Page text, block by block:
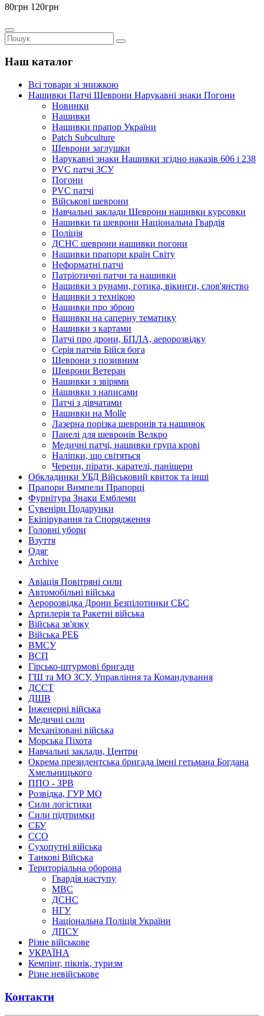
80грн 120грн
Наш каталог
Всі товари зі знижкою
Нашивки Патчі Шеврони Нарукавні знаки Погони
Новинки
Нашивки
Нашивки прапор України
Рatch Subculture
Шеврони заглушки
Нарукавні знаки Нашивки згідно наказів 606 і 238
PVC патчі ЗСУ
Погони
PVC патчі
Військові шеврони
Навчальні заклади Шеврони нашивки курсовки
Нашивки та шеврони Національна Гвардія
Поліція
ДСНС шеврони нашивки погони
Нашивки прапори країн Світу
Неформатні патчі
Патріотичні патчи та нашивки
Нашивки з рунами, готика, вікинги, слов'янство
Нашивки з технікою
Нашивки про зброю
Нашивки на саперну тематику
Нашивки з картами
Патчі про дрони, БПЛА, аеророзвідку
Серія патчів Бійся бога
Шеврони з позивним
Шеврони Ветеран
Нашивки з звірями
Нашивки з написами
Патчі з дівчатами
Нашивки на Molle
Лазерна порізка шевронів та нашивок
Панелі для шевронів Велкро
Медичні патчі, нашивки група крові
Наліпки, що світяться
Черепи, пірати, карателі, панішери
Обкладинки УБД Військовий квиток та інші
Прапори Вимпели Прапорці
Фурнітура Знаки Емблеми
Сувеніри Подарунки
Екіпірування та Спорядження
Головні убори
Взуття
Одяг
Archive
Авіація Повітряні сили
Автомобільні війська
Аеророзвідка Дрони Безпілотники СБС
Артилерія та Ракетні війська
Війська зв'язку
Війська РЕБ
ВМСУ
ВСП
Гірсько-штурмові бригади
ГШ та МО ЗСУ, Управління та Командування
ДССТ
ДШВ
Інженерні війська
Медичні сили
Механізовані війська
Морська Піхота
Навчальні заклади, Центри
Окрема президентська бригада імені гетьмана Богдана
Хмельницького
ППО - ЗРВ
Розвідка, ГУР МО
Сили логістики
Сили підтримки
СБУ
ССО
Сухопутні війська
Танкові Війська
Територіальна оборона
Гвардія наступу
МВС
ДСНС
НГУ
Національна Поліція України
ДПСУ
Різне військове
УКРАЇНА
Кемпінг, пікнік, туризм
Різне невійськове
Контакти